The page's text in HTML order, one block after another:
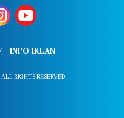
INFO IKLAN
RIGHTS RESERVED